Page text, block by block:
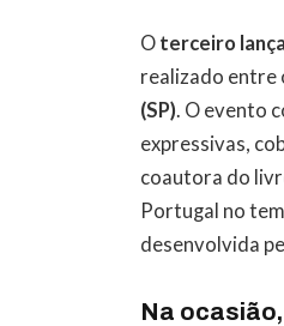
O terceiro
realizado entre
(SP). O evento
expressivas,
coautora do
Portugal no
desenvolvida
Na ocasião,